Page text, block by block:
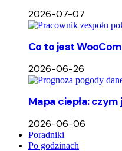
2026-07-07
Co to jest
2026-06-26
Mapa ciepła:
2026-06-06
Poradniki
Po godzinach